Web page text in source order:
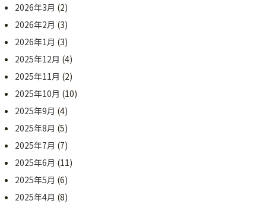
2026年3月 (2)
2026年2月 (3)
2026年1月 (3)
2025年12月 (4)
2025年11月 (2)
2025年10月 (10)
2025年9月 (4)
2025年8月 (5)
2025年7月 (7)
2025年6月 (11)
2025年5月 (6)
2025年4月 (8)